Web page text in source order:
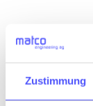
Zustimmung
Innen- und